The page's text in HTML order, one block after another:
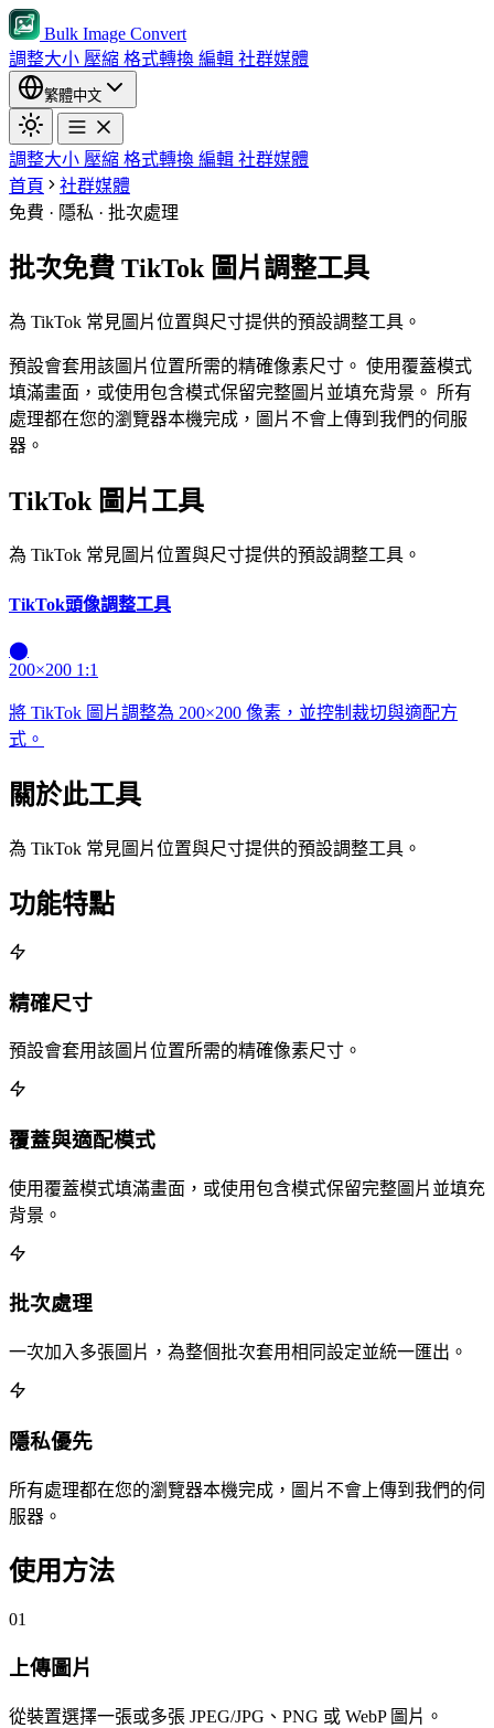
Bulk Image Convert
調整大小 壓縮 格式轉換 編輯 社群媒體
繁體中文
調整大小 壓縮 格式轉換 編輯 社群媒體
首頁
社群媒體
免費 · 隱私 · 批次處理
批次免費 TikTok 圖片調整工具
為 TikTok 常見圖片位置與尺寸提供的預設調整工具。
預設會套用該圖片位置所需的精確像素尺寸。 使用覆蓋模式
填滿畫面，或使用包含模式保留完整圖片並填充背景。 所有
處理都在您的瀏覽器本機完成，圖片不會上傳到我們的伺服
器。
TikTok 圖片工具
為 TikTok 常見圖片位置與尺寸提供的預設調整工具。
TikTok頭像調整工具
⬤
200×200 1:1
將 TikTok 圖片調整為 200×200 像素，並控制裁切與適配方
式。
關於此工具
為 TikTok 常見圖片位置與尺寸提供的預設調整工具。
功能特點
精確尺寸
預設會套用該圖片位置所需的精確像素尺寸。
覆蓋與適配模式
使用覆蓋模式填滿畫面，或使用包含模式保留完整圖片並填充
背景。
批次處理
一次加入多張圖片，為整個批次套用相同設定並統一匯出。
隱私優先
所有處理都在您的瀏覽器本機完成，圖片不會上傳到我們的伺
服器。
使用方法
01
上傳圖片
從裝置選擇一張或多張 JPEG/JPG、PNG 或 WebP 圖片。